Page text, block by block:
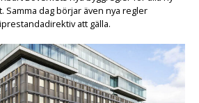
Samma dag börjar även nya regler
att gälla.